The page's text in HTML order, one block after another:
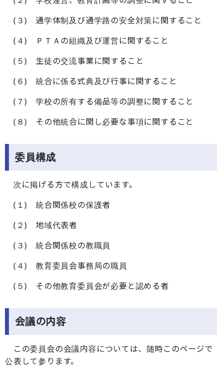
(３) 通学体制及び通学路の安全対策に関すること
(４) ＰＴＡの組織及び運営に関すること
(５) 生徒の交流事業に関すること
(６) 統合に係る式典及び行事に関すること
(７) 学校の所有する備品等の調整に関すること
(８) その他統合に関し必要な事項に関すること
委員構成
次に掲げる方で構成しています。
(１) 統合関係校の保護者
(２) 地域代表者
(３) 統合関係校の教職員
(４) 教育委員会事務局の職員
(５) その他教育委員会が必要と認める者
会議の内容
この委員会の会議内容については、随時このページで
公表して参ります。